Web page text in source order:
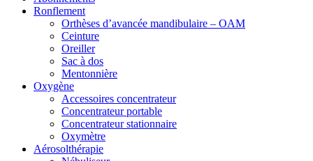
Ronflement
Orthèses d’avancée mandibulaire – OAM
Ceinture
Oreiller
Sac à dos
Mentonnière
Oxygène
Accessoires concentrateur
Concentrateur portable
Concentrateur stationnaire
Oxymètre
Aérosolthérapie